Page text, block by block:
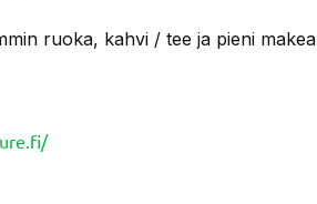
ruoka, kahvi / tee ja pieni makea